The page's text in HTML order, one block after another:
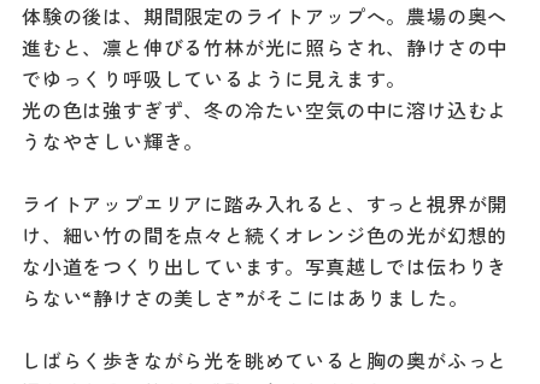
体験の後は、期間限定のライトアップへ。農場の奥へ
進むと、凛と伸びる竹林が光に照らされ、静けさの中
でゆっくり呼吸しているように見えます。
光の色は強すぎず、冬の冷たい空気の中に溶け込むよ
うなやさしい輝き。
ライトアップエリアに踏み入れると、すっと視界が開
け、細い竹の間を点々と続くオレンジ色の光が幻想的
な小道をつくり出しています。写真越しでは伝わりき
らない“静けさの美しさ”がそこにはありました。
しばらく歩きながら光を眺めていると胸の奥がふっと